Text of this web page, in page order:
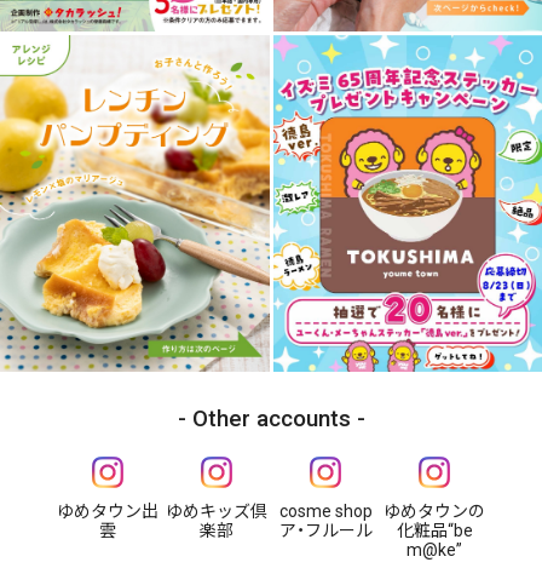
Other accounts
ゆめタウン出
雲
ゆめキッズ倶
楽部
cosme shop
ア・フルール
ゆめタウンの
化粧品“be
m@ke”